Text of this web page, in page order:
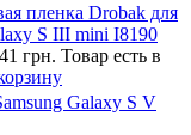
пленка Drobak для
S III mini I8190
грн. Товар есть в
Galaxy S V